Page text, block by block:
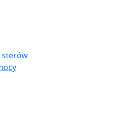
sterów